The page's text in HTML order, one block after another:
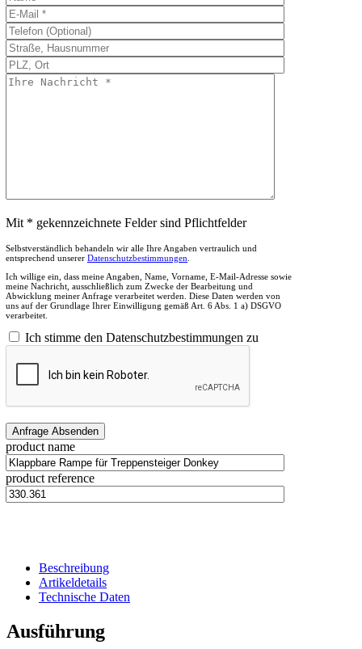
Mit * gekennzeichnete Felder sind Pflichtfelder
Selbstverständlich behandeln wir alle Ihre Angaben vertraulich und
entsprechend unserer Datenschutzbestimmungen.
Ich willige ein, dass meine Angaben, Name, Vorname, E-Mail-Adresse sowie
meine Nachricht, ausschließlich zum Zwecke der Bearbeitung und
Abwicklung meiner Anfrage verarbeitet werden. Diese Daten werden von
uns auf der Grundlage Ihrer Einwilligung gemäß Art. 6 Abs. 1 a) DSGVO
verarbeitet.
Ich stimme den Datenschutzbestimmungen zu
product name
product reference
Beschreibung
Artikeldetails
Technische Daten
Ausführung